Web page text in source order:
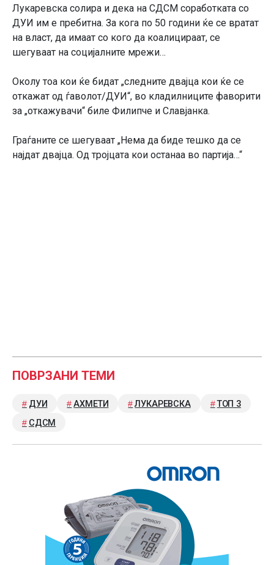
Лукаревска солира и дека на СДСМ соработката со
ДУИ им е пребитна. За кога по 50 години ќе се вратат
на влaст, да имаат со кого да коалицираат, се
шегуваат на социјалните мрежи…
Околу тоа кои ќе бидат „следните двајца кои ќе се
откажат од ѓаволот/ДУИ“, во кладилниците фаворити
за „откажувачи“ биле Филипче и Славјанка.
Граѓаните се шегуваат „Нема да биде тешко да се
најдат двајца. Од тројцата кои останаа во партија…“
ПОВРЗАНИ ТЕМИ
ДУИ АХМЕТИ ЛУКАРЕВСКА
ТОП 3
СДСМ